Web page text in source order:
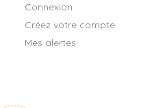
Connexion
Créez votre compte
Mes alertes